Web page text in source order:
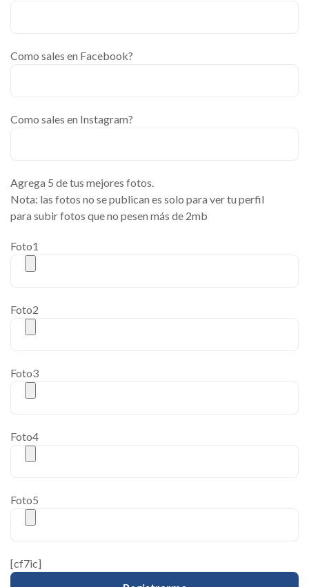
Como sales en Facebook?
Como sales en Instagram?
Agrega 5 de tus mejores fotos.
Nota: las fotos no se publican es solo para ver tu perfil
para subir fotos que no pesen más de 2mb
Foto1
Foto2
Foto3
Foto4
Foto5
[cf7ic]